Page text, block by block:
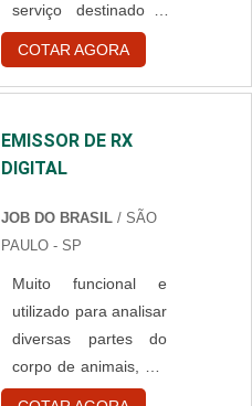
Esterilizada;
Espessura diferentes;
Extra absorvente;
Reticulado. Suas
variar....
serviço destinado a
pacientes que
necessitem de se
recuperar de cirurgias
cuidados domiciliares.
A estrutura do
epóxi, os leitos são
feitos com a presença
de chapa de aço
perfurada e
tratamento anti-
COTAR AGORA
EMISSOR DE RX
DIGITAL
JOB DO BRASIL / SÃO
PAULO - SP
Muito funcional e
utilizado para analisar
diversas partes do
corpo de animais, um
emissor de rx digital é